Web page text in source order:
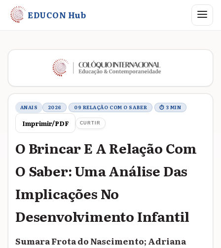
EDUCON Hub Abrir
Metadados do trabalho
ANAIS 2026 09 RELAÇÃO COM O SABER ⏱ 3 MIN
Imprimir/PDF CURTIR
O Brincar E A Relação Com
O Saber: Uma Análise Das
Implicações No
Desenvolvimento Infantil
Sumara Frota do Nascimento; Adriana